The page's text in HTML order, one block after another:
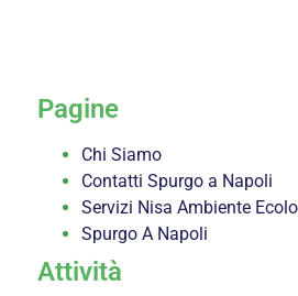
Pagine
Chi Siamo
Contatti Spurgo a Napoli
Servizi Nisa Ambiente
Spurgo A Napoli
Attività